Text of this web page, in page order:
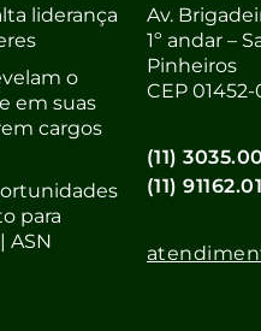
liderança
o
em suas
cargos
para
ASN
Av.
1º andar –
Pinheiros
CEP 01452-
(11)
(11)